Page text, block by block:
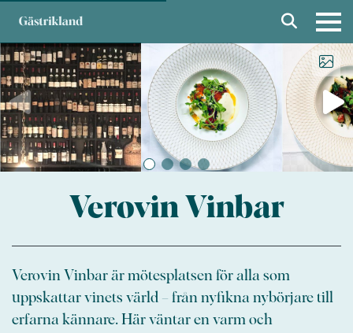
Verovin Vinbar
Verovin Vinbar är mötesplatsen för alla som
uppskattar vinets värld – från nyfikna nybörjare till
erfarna kännare. Här väntar en varm och